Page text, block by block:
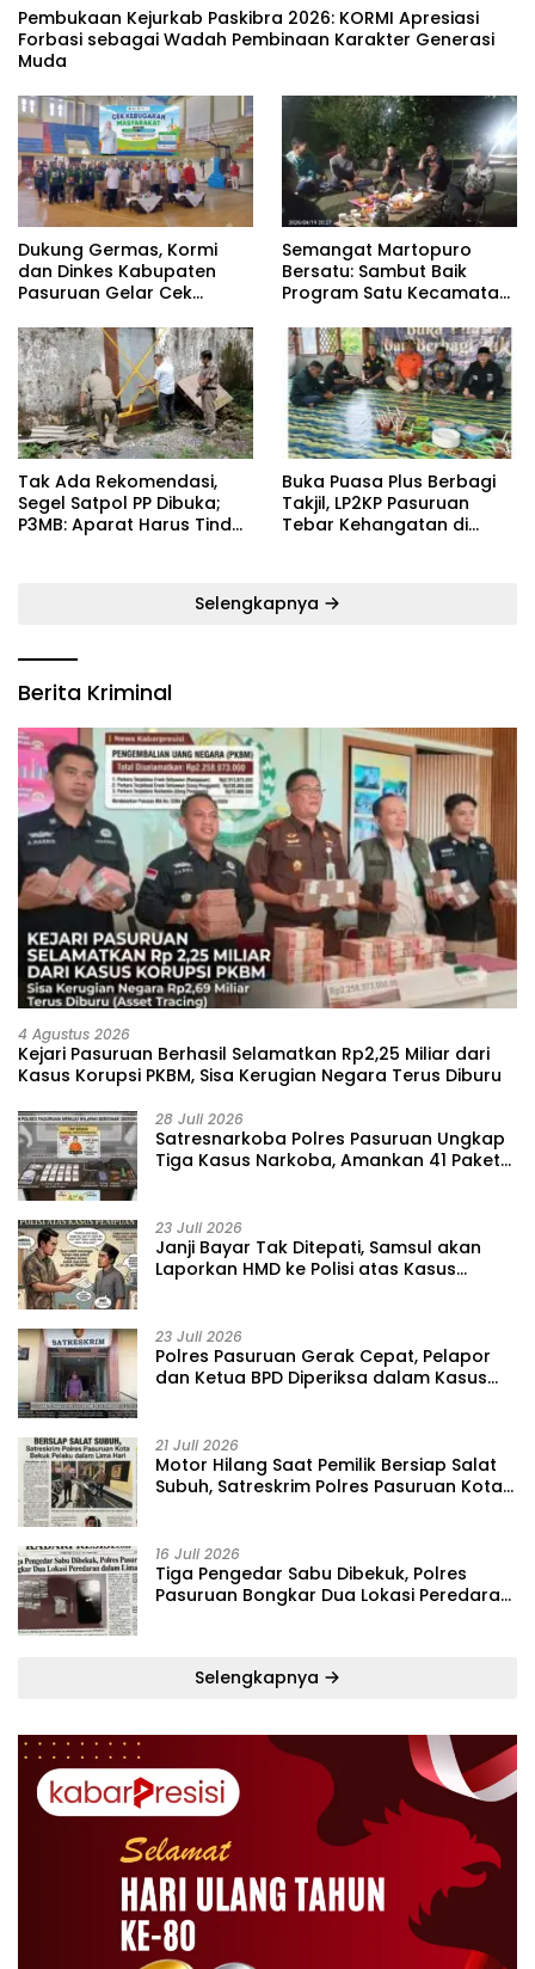
‎Pembukaan Kejurkab Paskibra 2026: KORMI Apresiasi
Forbasi sebagai Wadah Pembinaan Karakter Generasi
Muda
Dukung Germas, Kormi
dan Dinkes Kabupaten
Pasuruan Gelar Cek
Semangat Martopuro
Bersatu: Sambut Baik
Program Satu Kecamatan
Kebangkitan Persekabpas
‎Tak Ada Rekomendasi,
Segel Satpol PP Dibuka;
P3MB: Aparat Harus Tindak
‎Buka Puasa Plus Berbagi
Takjil, LP2KP Pasuruan
Tebar Kehangatan di
Selengkapnya
Berita Kriminal
4 Agustus 2026
Kejari Pasuruan Berhasil Selamatkan Rp2,25 Miliar dari
Kasus Korupsi PKBM, Sisa Kerugian Negara Terus Diburu
28 Juli 2026
‎Satresnarkoba Polres Pasuruan Ungkap
Tiga Kasus Narkoba, Amankan 41 Paket
23 Juli 2026
‎Janji Bayar Tak Ditepati, Samsul akan
Laporkan HMD ke Polisi atas Kasus
23 Juli 2026
‎Polres Pasuruan Gerak Cepat, Pelapor
dan Ketua BPD Diperiksa dalam Kasus
21 Juli 2026
‎Motor Hilang Saat Pemilik Bersiap Salat
Subuh, Satreskrim Polres Pasuruan Kota
16 Juli 2026
Tiga Pengedar Sabu Dibekuk, Polres
Pasuruan Bongkar Dua Lokasi Peredaran
Selengkapnya